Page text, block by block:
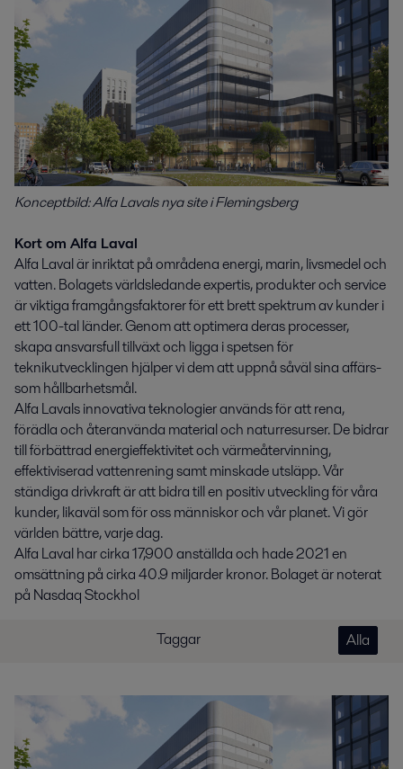
Konceptbild: Alfa Lavals nya site i Flemingsberg
Kort om Alfa Laval
Alfa Laval är inriktat på områdena energi, marin, livsmedel och
vatten. Bolagets världsledande expertis, produkter och service
är viktiga framgångsfaktorer för ett brett spektrum av kunder i
ett 100-tal länder. Genom att optimera deras processer,
skapa ansvarsfull tillväxt och ligga i spetsen för
teknikutvecklingen hjälper vi dem att uppnå såväl sina affärs-
som hållbarhetsmål.
Alfa Lavals innovativa teknologier används för att rena,
förädla och återanvända material och naturresurser. De bidrar
till förbättrad energieffektivitet och värmeåtervinning,
effektiviserad vattenrening samt minskade utsläpp. Vår
ständiga drivkraft är att bidra till en positiv utveckling för våra
kunder, likaväl som för oss människor och vår planet. Vi gör
världen bättre, varje dag.
Alfa Laval har cirka 17,900 anställda och hade 2021 en
omsättning på cirka 40.9 miljarder kronor. Bolaget är noterat
på Nasdaq Stockhol
Taggar Alla